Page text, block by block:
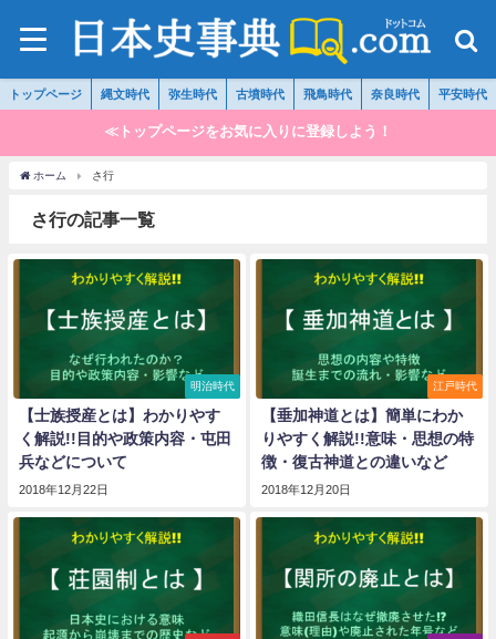
トップページ 縄文時代 弥生時代 古墳時代 飛鳥時代 奈良時代 平安時代
≪トップページをお気に入りに登録しよう！
ホーム さ行
さ行の記事一覧
明治時代
【士族授産とは】わかりやす
く解説!!目的や政策内容・屯田
兵などについて
2018年12月22日
江戸時代
【垂加神道とは】簡単にわか
りやすく解説!!意味・思想の特
徴・復古神道との違いなど
2018年12月20日